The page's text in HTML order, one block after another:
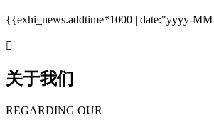
{{exhi_news.addtime*1000 | date:"yyyy-

关于我们
REGARDING OUR